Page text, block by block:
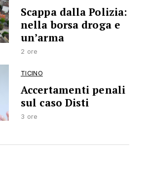
Scappa dalla Polizia:
nella borsa droga e
un’arma
2 ore
TICINO
Accertamenti penali
sul caso Disti
3 ore